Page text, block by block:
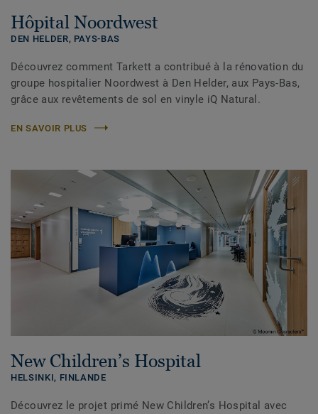
Hôpital Noordwest
DEN HELDER, PAYS-BAS
Découvrez comment Tarkett a contribué à la rénovation du
groupe hospitalier Noordwest à Den Helder, aux Pays-Bas,
grâce aux revêtements de sol en vinyle iQ Natural.
EN SAVOIR PLUS
New Children’s Hospital
HELSINKI, FINLANDE
Découvrez le projet primé New Children’s Hospital avec